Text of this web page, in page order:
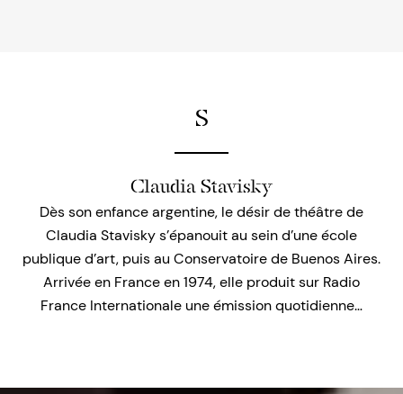
S
Claudia Stavisky
Dès son enfance argentine, le désir de théâtre de
Claudia Stavisky s’épanouit au sein d’une école
publique d’art, puis au Conservatoire de Buenos Aires.
Arrivée en France en 1974, elle produit sur Radio
France Internationale une émission quotidienne…